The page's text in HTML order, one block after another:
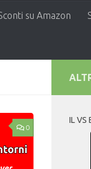
su Amazon
0
IL VS